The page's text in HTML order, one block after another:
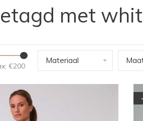
met
€200
Materiaal